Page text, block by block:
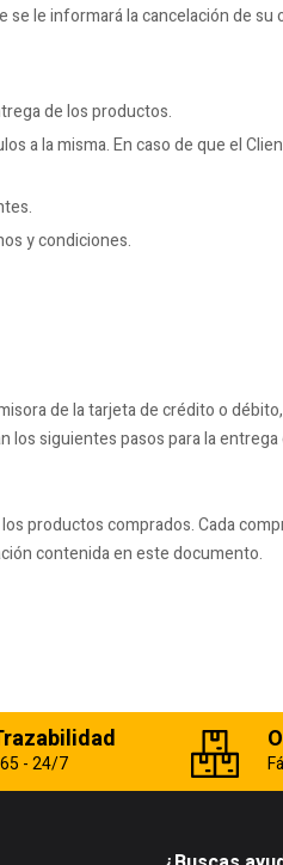
le informará la cancelación de su
de los productos.
a la misma. En caso de que el
y condiciones.
de la tarjeta de crédito o
los siguientes pasos para la
productos comprados. Cada
contenida en este documento.
- 24/7